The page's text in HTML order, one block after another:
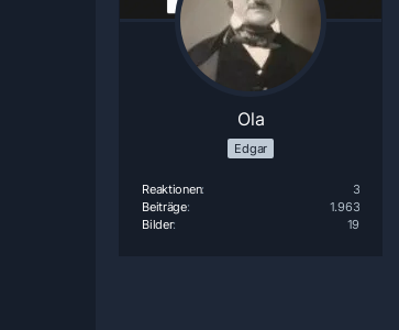
Ola
Edgar
Reaktionen
3
Beiträge
1.963
Bilder
19